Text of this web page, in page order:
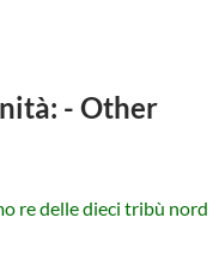
- Other
re delle dieci tribù nord